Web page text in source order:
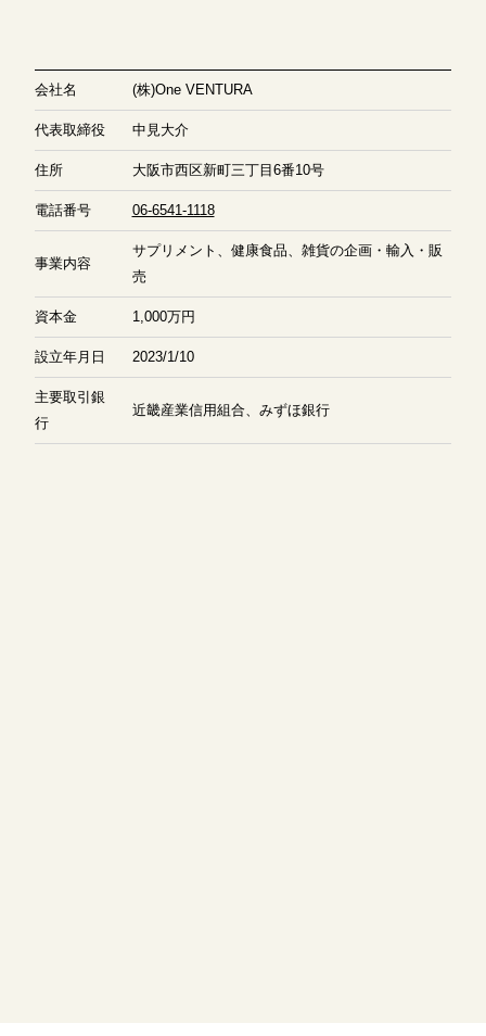
会社名 (株)One VENTURA
代表取締役 中見大介
住所 大阪市西区新町三丁目6番10号
電話番号 06-6541-1118
事業内容
サプリメント、健康食品、雑貨の企画・輸入・販
売
資本金 1,000万円
設立年月日 2023/1/10
主要取引銀
行
近畿産業信用組合、みずほ銀行